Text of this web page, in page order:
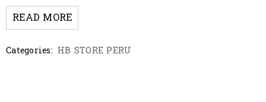
READ MORE
Categories: HB STORE PERU